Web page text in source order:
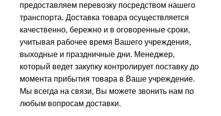
предоставляем перевозку посредством нашего
транспорта. Доставка товара осуществляется
качественно, бережно и в оговоренные сроки,
учитывая рабочее время Вашего учреждения,
выходные и праздничные дни. Менеджер,
который ведет закупку контролирует поставку до
момента прибытия товара в Ваше учреждение.
Мы всегда на связи, Вы можете звонить нам по
любым вопросам доставки.